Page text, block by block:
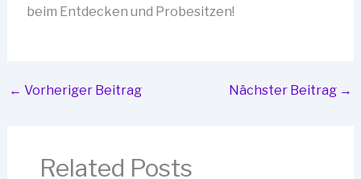
beim Entdecken und Probesitzen!
← Vorheriger Beitrag Nächster Beitrag →
Related Posts